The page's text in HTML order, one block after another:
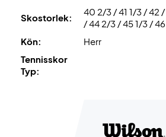
Skostorlek:
40 2/3 / 41 1/3 / 42
/ 44 2/3 / 45 1/3 /
Kön:
Herr
Tennisskor
Typ: